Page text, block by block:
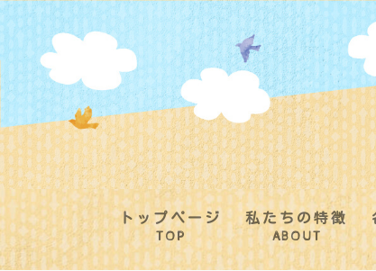
コ
ツ
ス
キ
ッ
プ
トップページ
TOP
私たちの特徴
ABOUT